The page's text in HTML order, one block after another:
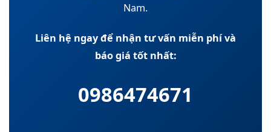
Nam.
Liên hệ ngay để nhận tư vấn miễn phí và
báo giá tốt nhất:
0986474671